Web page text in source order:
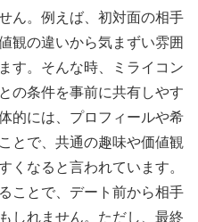
ん。例えば、初対面の相手
観の違いから気まずい雰囲
す。そんな時、ミライコン
の条件を事前に共有しやす
的には、プロフィールや希
とで、共通の趣味や価値観
くなると言われています。
ことで、デート前から相手
しれません。ただし、最終